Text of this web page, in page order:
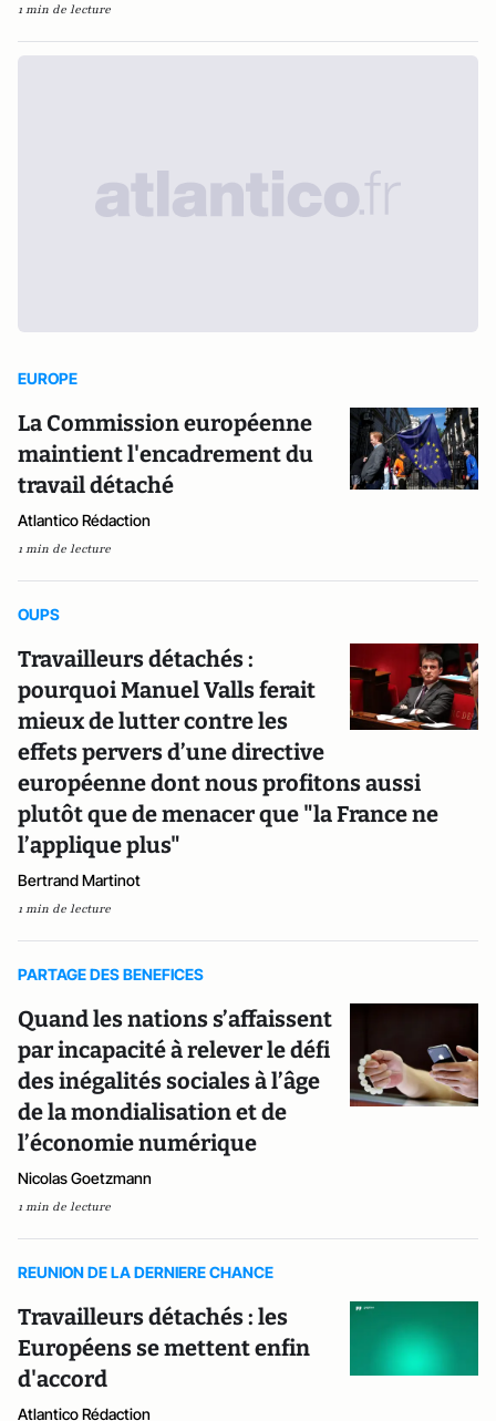
1 min de lecture
EUROPE
La Commission européenne
maintient l'encadrement du
travail détaché
Atlantico Rédaction
1 min de lecture
OUPS
Travailleurs détachés :
pourquoi Manuel Valls ferait
mieux de lutter contre les
effets pervers d’une directive
européenne dont nous profitons aussi
plutôt que de menacer que "la France ne
l’applique plus"
Bertrand Martinot
1 min de lecture
PARTAGE DES BENEFICES
Quand les nations s’affaissent
par incapacité à relever le défi
des inégalités sociales à l’âge
de la mondialisation et de
l’économie numérique
Nicolas Goetzmann
1 min de lecture
REUNION DE LA DERNIERE CHANCE
Travailleurs détachés : les
Européens se mettent enfin
d'accord
Atlantico Rédaction